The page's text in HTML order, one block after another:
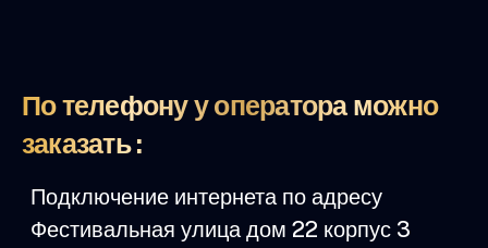
По телефону у оператора можно
заказать :
Подключение интернета по адресу
Фестивальная улица дом 22 корпус 3